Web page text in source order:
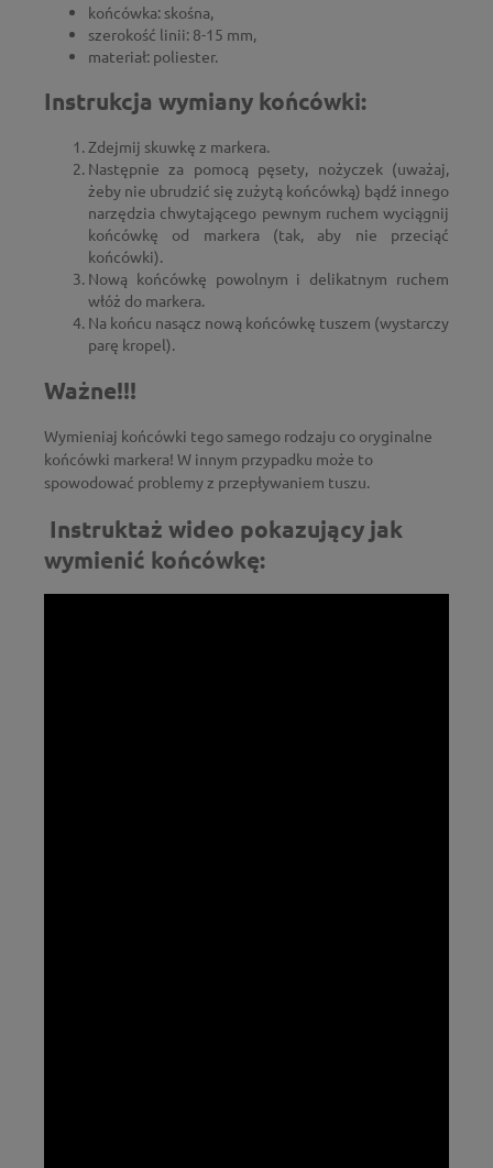
końcówka: skośna,
szerokość linii: 8-15 mm,
materiał: poliester.
Instrukcja wymiany końcówki:
Zdejmij skuwkę z markera.
Następnie za pomocą pęsety, nożyczek (uważaj,
żeby nie ubrudzić się zużytą końcówką) bądź innego
narzędzia chwytającego pewnym ruchem wyciągnij
końcówkę od markera (tak, aby nie przeciąć
końcówki).
Nową końcówkę powolnym i delikatnym ruchem
włóż do markera.
Na końcu nasącz nową końcówkę tuszem (wystarczy
parę kropel).
Ważne!!!
Wymieniaj końcówki tego samego rodzaju co oryginalne
końcówki markera! W innym przypadku może to
spowodować problemy z przepływaniem tuszu.
Instruktaż wideo pokazujący jak
wymienić końcówkę: